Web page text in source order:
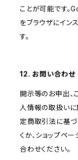
ことが可能です
をブラウザにイン
す。
12. お問い合わせ
開示等のお申出、
人情報の取扱いに
定商取引法に基
くか、ショップペ
合わせください。